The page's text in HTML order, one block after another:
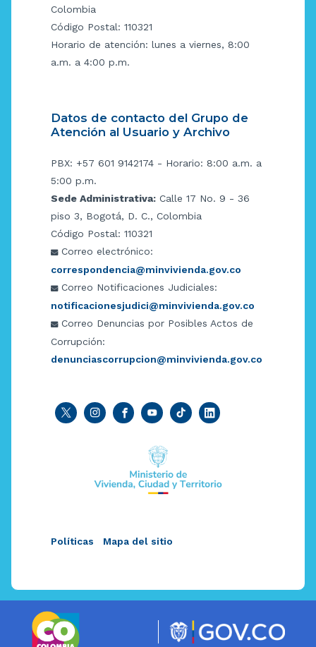
Colombia
Código Postal: 110321
Horario de atención: lunes a viernes, 8:00
a.m. a 4:00 p.m.
Datos de contacto del Grupo de
Atención al Usuario y Archivo
PBX: +57 601 9142174 - Horario: 8:00 a.m. a
5:00 p.m.
Sede Administrativa: Calle 17 No. 9 - 36
piso 3, Bogotá, D. C., Colombia
Código Postal: 110321
Correo electrónico:
correspondencia@minvivienda.gov.co
Correo Notificaciones Judiciales:
notificacionesjudici@minvivienda.gov.co
Correo Denuncias por Posibles Actos de
Corrupción:
denunciascorrupcion@minvivienda.gov.co
Políticas Mapa del sitio